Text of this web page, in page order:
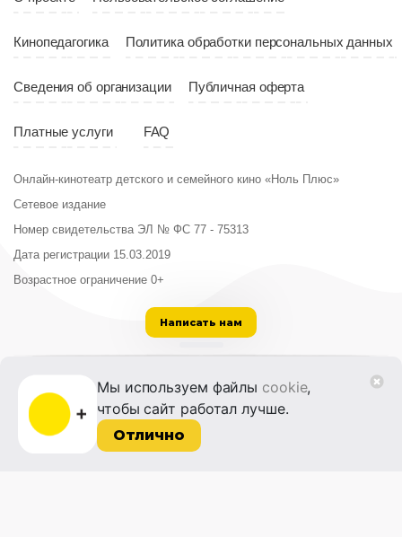
Мы используем файлы cookie,
чтобы сайт работал лучше.
Отлично
Кинопедагогика Политика обработки персональных данных
Сведения об организации Публичная оферта
Платные услуги FAQ
Онлайн-кинотеатр детского и семейного кино «Ноль Плюс»
Сетевое издание
Номер свидетельства ЭЛ № ФС 77 - 75313
Дата регистрации 15.03.2019
Возрастное ограничение 0+
Написать нам
ООО «Институт развития кино и медиа»
Лицензия на образовательную деятельность
№ Л035-01215-72/00614094 от 30 августа
2022 г.
© 2014-2026 Фонд «Жизнь и Дело»